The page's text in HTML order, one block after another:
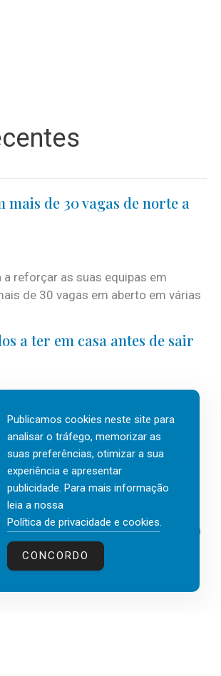
mais de 30 vagas de norte a
a reforçar as suas equipas em
de 30 vagas em aberto em várias
a ter em casa antes de sair
também as férias, os fins-de-
dias em que a casa fica mais
Global Outlook 2026
global em serviços de
e inteligência artificial (IA), acaba
recente...
Publicamos cookies neste site para
analisar o tráfego, memorizar as
suas preferências, otimizar a sua
experiência e apresentar
publicidade. Para mais informação
leia a nossa
Política de privacidade e cookies.
CONCORDO